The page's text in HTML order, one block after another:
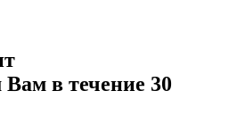
в течение 30